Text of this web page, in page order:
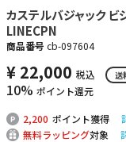
カステルバジャック
LINECPN
商品番号 cb-097604
¥ 22,000 税込 送
10% ポイント還元
2,200 ポイント獲得
無料ラッピング対象